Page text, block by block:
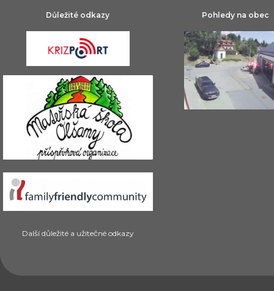
Důležité odkazy
Další důležité a užitečné odkazy
Pohledy na obec